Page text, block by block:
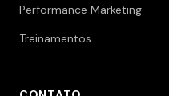
Performance Marketing
Treinamentos